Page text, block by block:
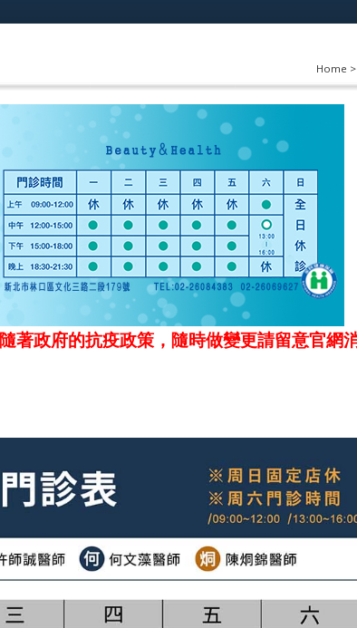
Home >
著政府的抗疫政策，隨時做變更請留意官網